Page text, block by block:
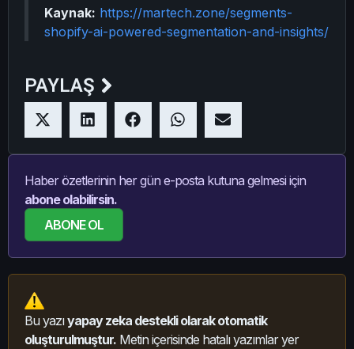
Kaynak: https://martech.zone/segments-
shopify-ai-powered-segmentation-and-insights/
PAYLAŞ
Haber özetlerinin her gün e-posta kutuna gelmesi için
abone olabilirsin.
ABONE OL
Bu yazıyapay zeka destekli olarak otomatik
oluşturulmuştur. Metin içerisinde hatalı yazımlar yer